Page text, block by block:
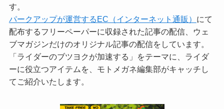
す。
パークアップが運営するEC（インターネット通販） にて
配布するフリーペーパーに収録された記事の配信、ウェ
ブマガジンだけのオリジナル記事の配信をしています。
「ライダーのブツヨクが加速する」をテーマに、ライダ
ーに役立つアイテムを、モトメガネ編集部がキャッチし
てご紹介いたします。